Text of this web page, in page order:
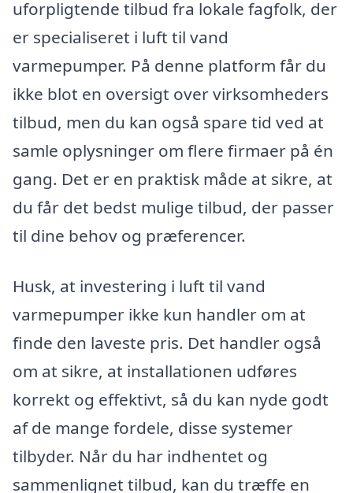
uforpligtende tilbud fra lokale fagfolk, der
er specialiseret i luft til vand
varmepumper. På denne platform får du
ikke blot en oversigt over virksomheders
tilbud, men du kan også spare tid ved at
samle oplysninger om flere firmaer på én
gang. Det er en praktisk måde at sikre, at
du får det bedst mulige tilbud, der passer
til dine behov og præferencer.
Husk, at investering i luft til vand
varmepumper ikke kun handler om at
finde den laveste pris. Det handler også
om at sikre, at installationen udføres
korrekt og effektivt, så du kan nyde godt
af de mange fordele, disse systemer
tilbyder. Når du har indhentet og
sammenlignet tilbud, kan du træffe en